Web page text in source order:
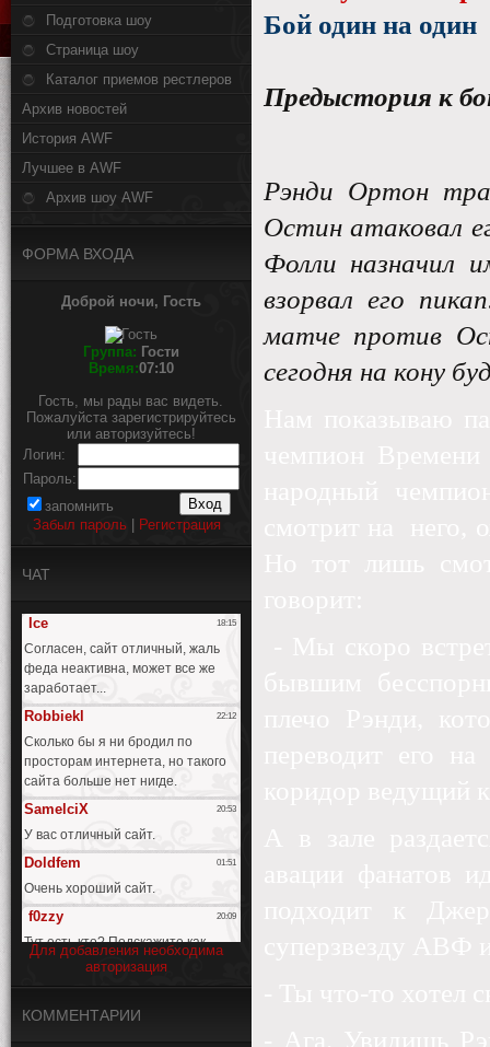
Подготовка шоу
Страница шоу
Каталог приемов рестлеров
Архив новостей
История AWF
Лучшее в AWF
Архив шоу AWF
ФОРМА ВХОДА
Доброй ночи, Гость
Группа: Гости
Время:07:10
Гость, мы рады вас видеть.
Пожалуйста зарегистрируйтесь
или авторизуйтесь!
Логин:
Пароль:
запомнить
Забыл пароль
Регистрация
ЧАТ
Для добавления необходима
авторизация
КОММЕНТАРИИ
Бой один на один
Предыстория к
Рэнди Ортон
Остин атаковал
Фолли назначил
взорвал его
матче против
сегодня на кону